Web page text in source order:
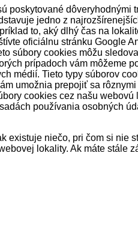
poskytované
jedno z
to, aký dlhý čas na
oficiálnu stránku Google
súbory cookies môžu
prípadoch vám môžeme
médií. Tieto typy súborov
umožnia prepojiť sa
cookies cez našu
používania osobných
existuje niečo, pri čom si
lokality. Ak máte stále